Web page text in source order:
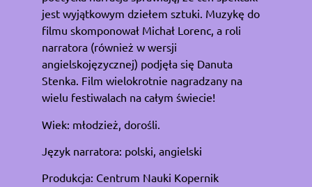
jest wyjątkowym dziełem sztuki. Muzykę do
filmu skomponował Michał Lorenc, a roli
narratora (również w wersji
angielskojęzycznej) podjęła się Danuta
Stenka. Film wielokrotnie nagradzany na
wielu festiwalach na całym świecie!
Wiek: młodzież, dorośli.
Język narratora: polski, angielski
Produkcja: Centrum Nauki Kopernik